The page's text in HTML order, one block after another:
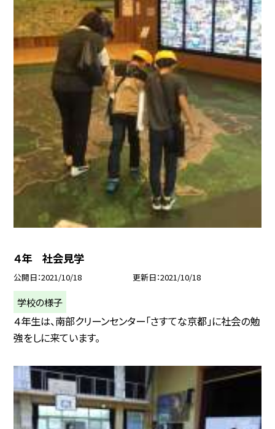
４年 社会見学
公開日 2021/10/18 更新日 2021/10/18
学校の様子
４年生は、南部クリーンセンター「さすてな京都」に社会の勉
強をしに来ています。